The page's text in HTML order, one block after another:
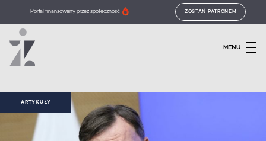
Portal finansowany przez społeczność ZOSTAŃ PATRONEM
MENU
ARTYKUŁY